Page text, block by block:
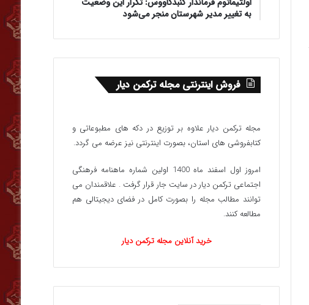
به تغییر مدیر شهرستان منجر می‌شود
فروش اینترنتی مجله ترکمن دیار
مجله ترکمن دیار علاوه بر توزیع در دکه های مطبوعاتی و
کتابفروشی های استان، بصورت اینترنتی نیز عرضه می گردد.‌
امروز اول اسفند ماه 1400 اولین شماره ماهنامه فرهنگی
اجتماعی ترکمن دیار در سایت جار قرار گرفت . علاقمندان می
توانند مطالب مجله را بصورت کامل در فضای دیجیتالی هم
مطالعه کنند.
خرید آنلاین مجله ترکمن دیار